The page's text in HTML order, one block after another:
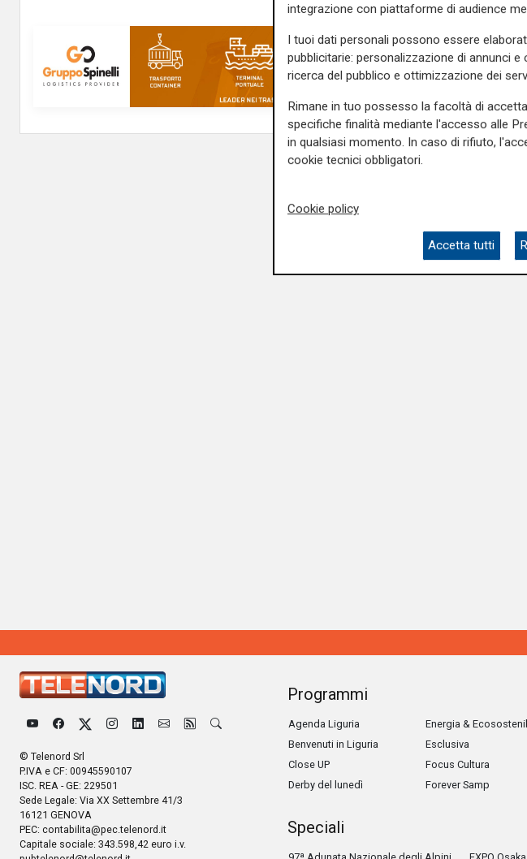
© Telenord Srl
P.IVA e CF: 00945590107
ISC. REA - GE: 229501
Sede Legale: Via XX Settembre 41/3
16121 GENOVA
PEC: contabilita@pec.telenord.it
Capitale sociale: 343.598,42 euro i.v.
Programmi
Agenda Liguria
Benvenuti in Liguria
Close UP
Derby del lunedì
Energia &
Esclusiva
Focus Cultura
Forever Samp
Speciali
integrazione con piattaforme di audience
I tuoi dati personali possono essere
pubblicitarie: personalizzazione di annunci
ricerca del pubblico e ottimizzazione dei
Rimane in tuo possesso la facoltà di
specifiche finalità mediante l'accesso alle
in qualsiasi momento. In caso di rifiuto,
cookie tecnici obbligatori.
Cookie policy
Accetta tutti